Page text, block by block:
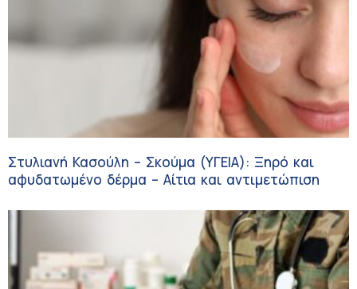
Στυλιανή Κασούλη – Σκούμα (ΥΓΕΙΑ): Ξηρό και
αφυδατωμένο δέρμα – Αίτια και αντιμετώπιση